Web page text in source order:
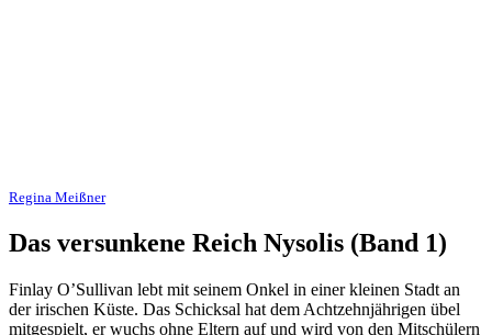
Regina Meißner
Das versunkene Reich Nysolis (Band 1)
Finlay O’Sullivan lebt mit seinem Onkel in einer kleinen Stadt an
der irischen Küste. Das Schicksal hat dem Achtzehnjährigen übel
mitgespielt, er wuchs ohne Eltern auf und wird von den Mitschülern